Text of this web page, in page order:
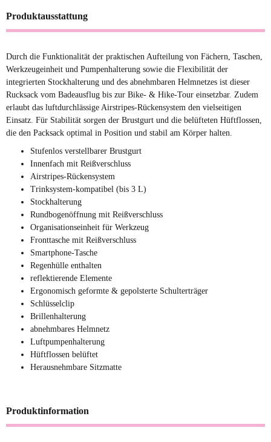
Produktausstattung
Durch die Funktionalität der praktischen Aufteilung von Fächern, Taschen,
Werkzeugeinheit und Pumpenhalterung sowie die Flexibilität der
integrierten Stockhalterung und des abnehmbaren Helmnetzes ist dieser
Rucksack vom Badeausflug bis zur Bike- & Hike-Tour einsetzbar. Zudem
erlaubt das luftdurchlässige Airstripes-Rückensystem den vielseitigen
Einsatz. Für Stabilität sorgen der Brustgurt und die belüfteten Hüftflossen,
die den Packsack optimal in Position und stabil am Körper halten.
Stufenlos verstellbarer Brustgurt
Innenfach mit Reißverschluss
Airstripes-Rückensystem
Trinksystem-kompatibel (bis 3 L)
Stockhalterung
Rundbogenöffnung mit Reißverschluss
Organisationseinheit für Werkzeug
Fronttasche mit Reißverschluss
Smartphone-Tasche
Regenhülle enthalten
reflektierende Elemente
Ergonomisch geformte & gepolsterte Schulterträger
Schlüsselclip
Brillenhalterung
abnehmbares Helmnetz
Luftpumpenhalterung
Hüftflossen belüftet
Herausnehmbare Sitzmatte
Produktinformation